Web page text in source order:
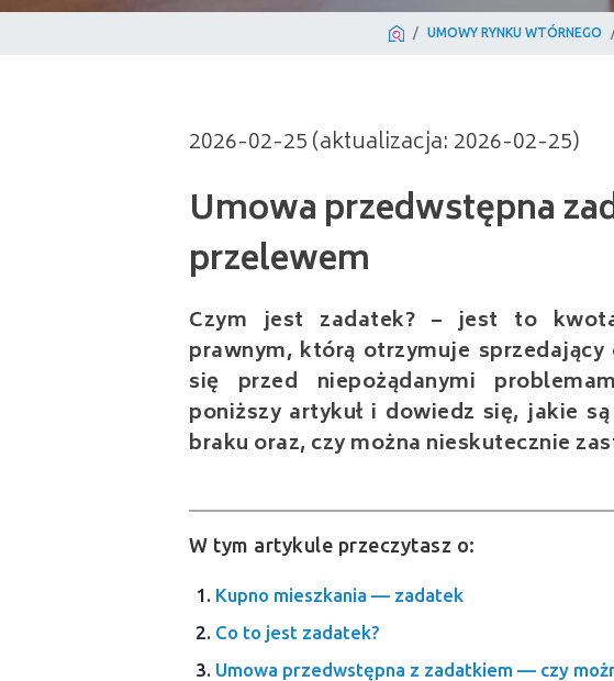
UMOWY RYNKU WTÓRNEGO
2026-02-25 (aktualizacja: 2026-02-25)
Umowa przedwstępna
przelewem
Czym jest zadatek? – jest to
prawnym, którą otrzymuje
się przed niepożądanymi
poniższy artykuł i dowiedz się, jakie
braku oraz, czy można nieskutecznie
W tym artykule przeczytasz o:
Kupno mieszkania — zadatek
Co to jest zadatek?
Umowa przedwstępna z zadatkiem — czy